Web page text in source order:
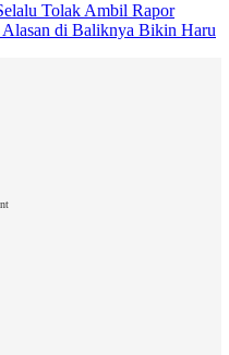
Tolak Ambil Rapor
di Baliknya Bikin Haru